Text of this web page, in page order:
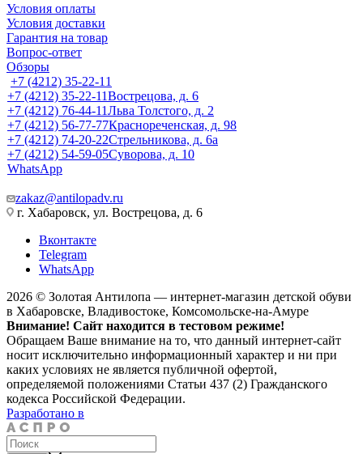
Условия оплаты
Условия доставки
Гарантия на товар
Вопрос-ответ
Обзоры
+7 (4212) 35-22-11
+7 (4212) 35-22-11Вострецова, д. 6
+7 (4212) 76-44-11Льва Толстого, д. 2
+7 (4212) 56-77-77Краснореченская, д. 98
+7 (4212) 74-20-22Стрельникова, д. 6а
+7 (4212) 54-59-05Суворова, д. 10
WhatsApp
zakaz@antilopadv.ru
г. Хабаровск, ул. Вострецова, д. 6
Вконтакте
Telegram
WhatsApp
2026 © Золотая Антилопа — интернет-магазин детской обуви
в Хабаровске, Владивостоке, Комсомольске-на-Амуре
Внимание! Сайт находится в тестовом режиме!
Обращаем Ваше внимание на то, что данный интернет-сайт
носит исключительно информационный характер и ни при
каких условиях не является публичной офертой,
определяемой положениями Статьи 437 (2) Гражданского
кодекса Российской Федерации.
Разработано в